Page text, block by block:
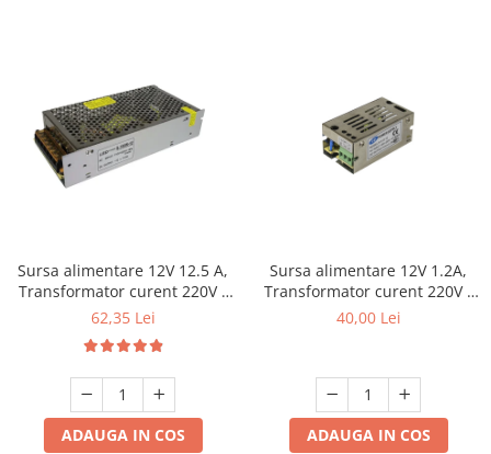
Doze
Dulii/Dulie adaptor
Electrocasnice de mici dimensiuni
Prelungitoare/Derulatoare
Starter/Droser
Triplu Stecher
Întrerupătoare/Comutatoare
Sursa alimentare 12V 12.5 A,
Transformator curent 220V -
12V
62,35 Lei
ADAUGA IN COS
Sursa alimentare 12V 1.2A,
Transformator curent 220V -
12V
40,00 Lei
ADAUGA IN COS